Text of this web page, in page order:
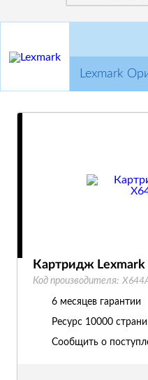
Lexmark
Картридж Lexmark
Код производителя:
6 месяцев гарантии
Ресурс 10000
Сообщить о